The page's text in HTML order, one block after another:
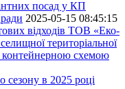
посад у КП
2025-05-15 08:45:15
відходів ТОВ «Еко-
територіальної
контейнерною схемою
сезону в 2025 році